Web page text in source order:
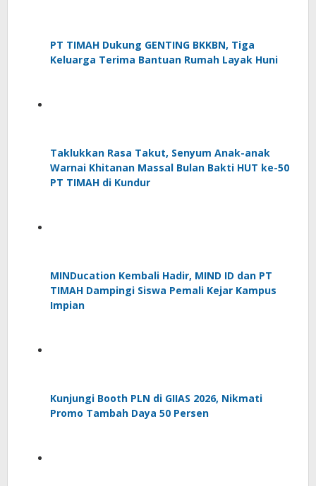
PT TIMAH Dukung GENTING BKKBN, Tiga
Keluarga Terima Bantuan Rumah Layak Huni
Taklukkan Rasa Takut, Senyum Anak-anak
Warnai Khitanan Massal Bulan Bakti HUT ke-50
PT TIMAH di Kundur
MINDucation Kembali Hadir, MIND ID dan PT
TIMAH Dampingi Siswa Pemali Kejar Kampus
Impian
Kunjungi Booth PLN di GIIAS 2026, Nikmati
Promo Tambah Daya 50 Persen